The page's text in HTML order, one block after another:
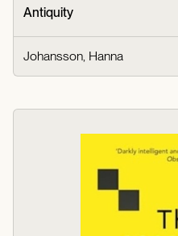
Antiquity
Johansson, Hanna